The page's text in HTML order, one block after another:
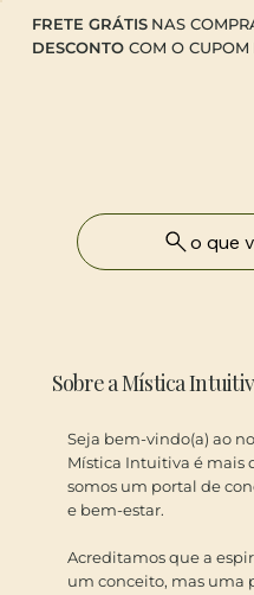
FRETE GRÁTIS NAS
DESCONTOCOM O CUPOM
o que
Sobre a Mística
Seja bem-vindo(a) ao
Mística Intuitiva é mais
somos um portal de
e bem-estar.
Acreditamos que a
um conceito, mas uma